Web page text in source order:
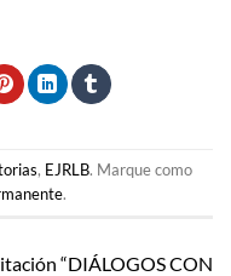
, EJRLB. Marque como
.
“DIÁLOGOS CON